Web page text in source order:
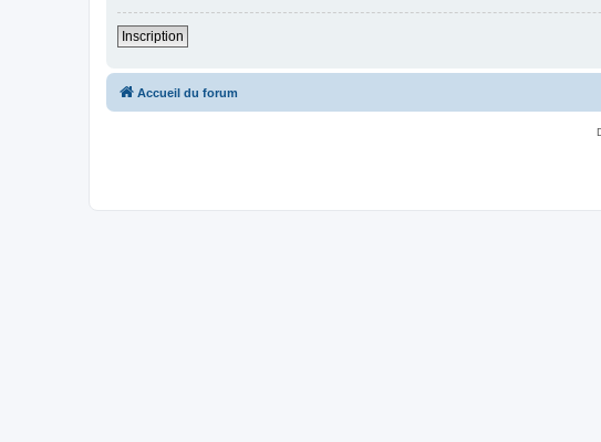
Inscription
Accueil du forum